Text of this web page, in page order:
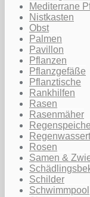
Mediterrane
Nistkasten
Obst
Palmen
Pavillon
Pflanzen
Pflanzgefäße
Pflanztische
Rankhilfen
Rasen
Rasenmäher
Rosen
Samen &
Schilder
Schwimmpool